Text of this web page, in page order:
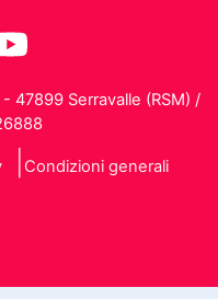
47899 Serravalle (RSM) /
Condizioni generali